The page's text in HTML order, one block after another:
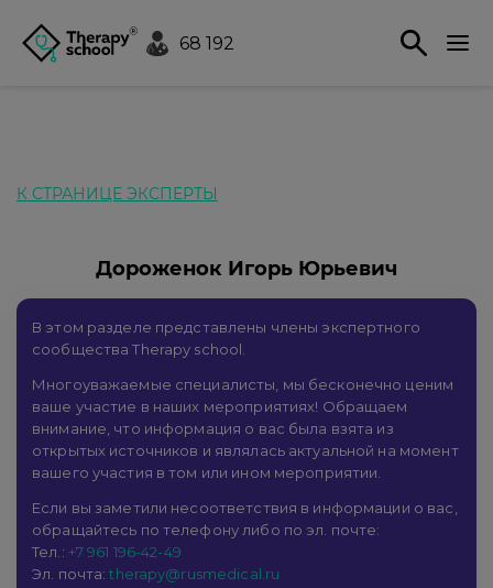
68 192
К СТРАНИЦЕ ЭКСПЕРТЫ
Дороженок Игорь Юрьевич
В этом разделе представлены члены экспертного
сообщества Therapy school.
Многоуважаемые специалисты, мы бесконечно ценим
ваше участие в наших мероприятиях! Обращаем
внимание, что информация о вас была взята из
открытых источников и являлась актуальной на момент
вашего участия в том или ином мероприятии.
Если вы заметили несоответствия в информации о вас,
обращайтесь по телефону либо по эл. почте:
Тел.: +7 961 196-42-49
Эл. почта:therapy@rusmedical.ru